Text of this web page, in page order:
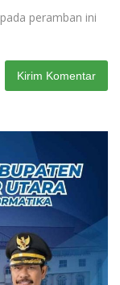
peramban ini